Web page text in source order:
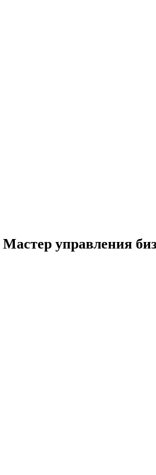
Мастер управления